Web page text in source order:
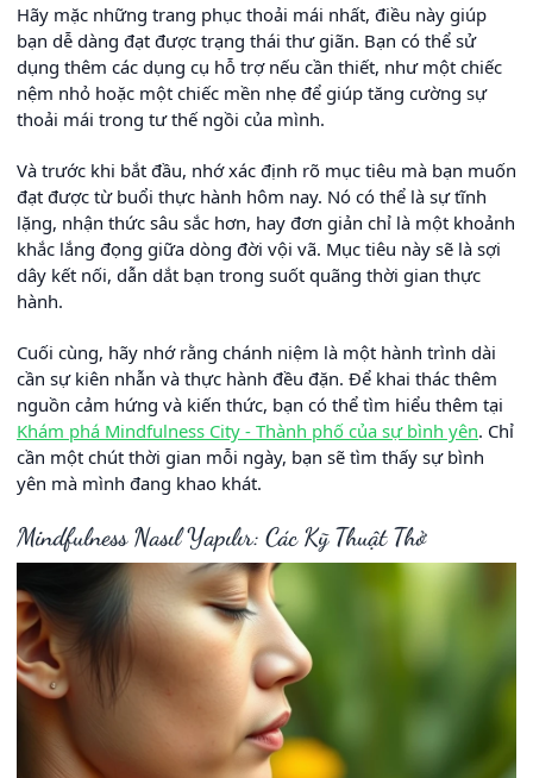
Hãy mặc những trang phục thoải mái nhất, điều này giúp
bạn dễ dàng đạt được trạng thái thư giãn. Bạn có thể sử
dụng thêm các dụng cụ hỗ trợ nếu cần thiết, như một chiếc
nệm nhỏ hoặc một chiếc mền nhẹ để giúp tăng cường sự
thoải mái trong tư thế ngồi của mình.
Và trước khi bắt đầu, nhớ xác định rõ mục tiêu mà bạn muốn
đạt được từ buổi thực hành hôm nay. Nó có thể là sự tĩnh
lặng, nhận thức sâu sắc hơn, hay đơn giản chỉ là một khoảnh
khắc lắng đọng giữa dòng đời vội vã. Mục tiêu này sẽ là sợi
dây kết nối, dẫn dắt bạn trong suốt quãng thời gian thực
hành.
Cuối cùng, hãy nhớ rằng chánh niệm là một hành trình dài
cần sự kiên nhẫn và thực hành đều đặn. Để khai thác thêm
nguồn cảm hứng và kiến thức, bạn có thể tìm hiểu thêm tại
Khám phá Mindfulness City - Thành phố của sự bình yên. Chỉ
cần một chút thời gian mỗi ngày, bạn sẽ tìm thấy sự bình
yên mà mình đang khao khát.
Mindfulness Nasıl Yapılır: Các Kỹ Thuật Thở